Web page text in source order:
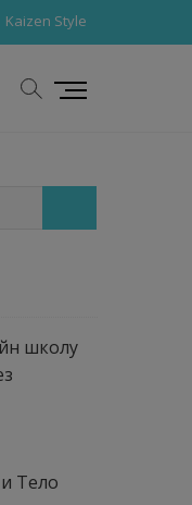
Kaizen Style
К
по
школу
Тело